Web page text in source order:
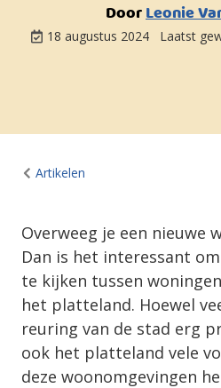
DoorLeonie
18 augustus 2024 Laatst
Artikelen
Overweeg je een nieuwe
Dan is het interessant
te kijken tussen
het platteland. Hoewel
reuring van de stad erg
ook het platteland vele
deze woonomgevingen